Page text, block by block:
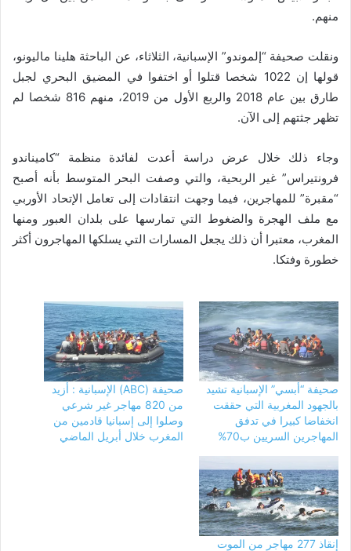
منهم.
ونقلت صحيفة “إلموندو” الإسبانية، الثلاثاء، عن الباحثة هلينا ماليونو،
قولها إن 1022 شخصا قتلوا أو اختفوا في المضيق البحري لجبل
طارق بين عام 2018 والربع الأول من 2019، منهم 816 شخصا لم
تظهر جثتهم إلى الآن.
وجاء ذلك خلال عرض دراسة أعدت لفائدة منظمة “كاميناندو
فرونتيراس” غير الربحية، والتي وصفت البحر المتوسط بأنه أصبح
“مقبرة” للمهاجرين، فيما وجهت انتقادات إلى تعامل الإتحاد الأوربي
مع ملف الهجرة والضغوط التي تمارسها على بلدان العبور ومنها
المغرب، معتبرا أن ذلك يجعل المسارات التي يسلكها المهاجرون أكثر
خطورة وفتكا.
صحيفة “أبسي” الإسبانية تشيد
بالجهود المغربية التي حققت
انخفاضا كبيرا في تدفق
المهاجرين السريين ب70%
صحيفة (ABC) الإسبانية : أزيد
من 820 مهاجر غير شرعي
وصلوا إلى إسبانيا قادمين من
المغرب خلال أبريل الماضي
إنقاذ 277 مهاجر من الموت